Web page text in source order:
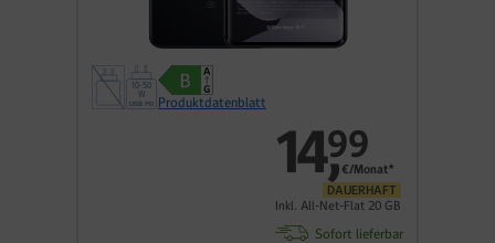
Produktdatenblatt
14,
99
€/Monat*
DAUERHAFT
Inkl. All-Net-Flat 20 GB
Sofort lieferbar